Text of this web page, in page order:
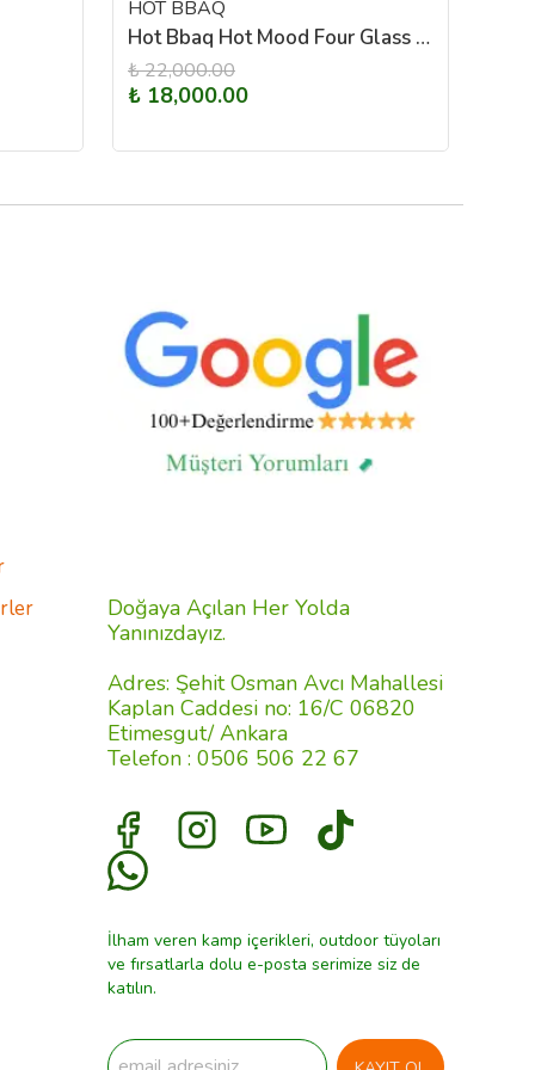
HOT BBAQ
Hot Bbaq Hot Mood Four Glass Kuzineli Soba
₺ 22,000.00
₺ 18,000.00
Doğaya Açılan Her Yolda
Yanınızdayız.
Adres: Şehit Osman Avcı Mahallesi
Kaplan Caddesi no: 16/C 06820
Etimesgut/ Ankara
Telefon : 0506 506 22 67
İlham veren kamp içerikleri, outdoor tüyoları
ve fırsatlarla dolu e-posta serimize siz de
katılın.